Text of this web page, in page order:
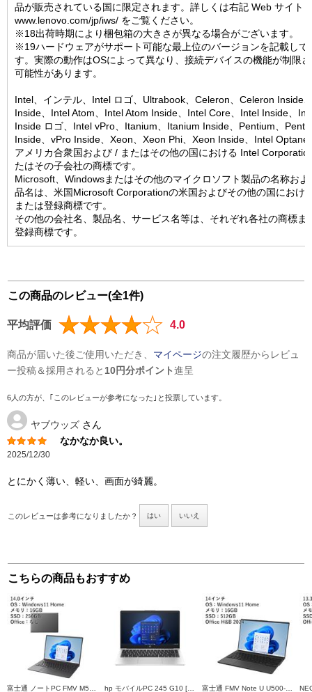
品が販売されている国に限定されます。詳しくは右記 Web サイト
www.lenovo.com/jp/iws/ をご覧ください。
※18出荷時期により梱包箱の大きさが異なる場合がございます。
※19ハードウェアがサポート可能な最上位のバージョンを記載して
す。実際の動作はOSによって異なり、接続デバイスの機能が制限
可能性があります。
Intel、インテル、Intel ロゴ、Ultrabook、Celeron、Celeron Inside
Inside、Intel Atom、Intel Atom Inside、Intel Core、Intel Inside、
Inside ロゴ、Intel vPro、Itanium、Itanium Inside、Pentium、
Inside、vPro Inside、Xeon、Xeon Phi、Xeon Inside、Intel Optane
アメリカ合衆国および / またはその他の国における Intel
たはその子会社の商標です。
Microsoft、Windowsまたはその他のマイクロソフト製品の名称およ
品名は、米国Microsoft Corporationの米国およびその他の国におけ
または登録商標です。
その他の会社名、製品名、サービス名等は、それぞれ各社の商標ま
登録商標です。
この商品のレビュー(全1件)
平均評価 4.0
商品が届いた後ご使用いただき、 マイページの注文履歴からレビュ
ー投稿＆採用されると 10円分ポイント進呈
6人の方が、｢このレビューが参考になった｣と投票しています。
ヤブウッズ さん
なかなか良い。
2025/12/30
とにかく薄い、軽い、画面が綺麗。
このレビューは参考になりましたか？ はい いいえ
こちらの商品もおすすめ